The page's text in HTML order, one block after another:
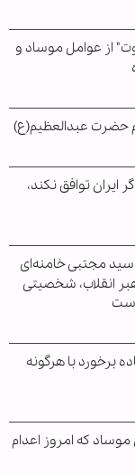
از عوامل موساد و
حضرت عبدالعظیم(ع)
ایران توافق نکند،
سید مجتبی خامنه‌ای
انقلاب، شخصیتی
برخورد با هرگونه
که امروز اعدام